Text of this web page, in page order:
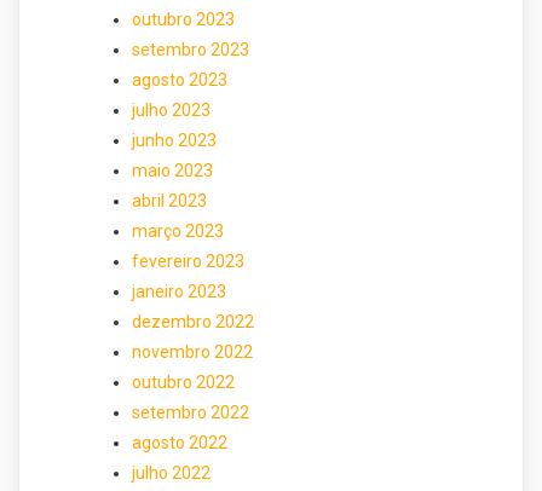
outubro 2023
setembro 2023
agosto 2023
julho 2023
junho 2023
maio 2023
abril 2023
março 2023
fevereiro 2023
janeiro 2023
dezembro 2022
novembro 2022
outubro 2022
setembro 2022
agosto 2022
julho 2022